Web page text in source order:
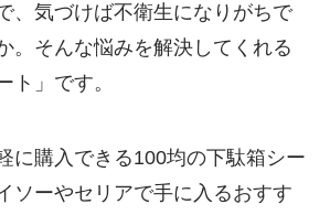
、気づけば不衛生になりがちで
。そんな悩みを解決してくれる
ト」です。
に購入できる100均の下駄箱シー
ソーやセリアで手に入るおすす